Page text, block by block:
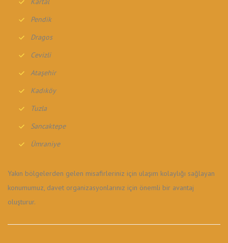
Pendik
Dragos
Cevizli
Ataşehir
Kadıköy
Tuzla
Sancaktepe
Ümraniye
Yakın bölgelerden gelen misafirleriniz için ulaşım kolaylığı sağlayan
konumumuz, davet organizasyonlarınız için önemli bir avantaj
oluşturur.